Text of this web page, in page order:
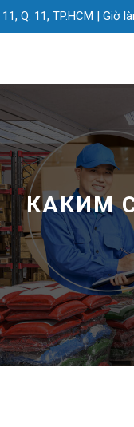
Q. 11, TP.HCM | Giờ
КАКИМ